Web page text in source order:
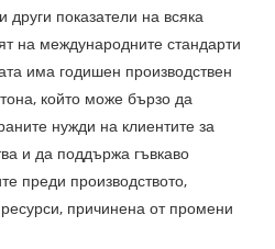
други показатели на всяка
на международните стандарти
има годишен производствен
който може бързо да
нужди на клиентите за
и да поддържа гъвкаво
преди производството,
причинена от промени